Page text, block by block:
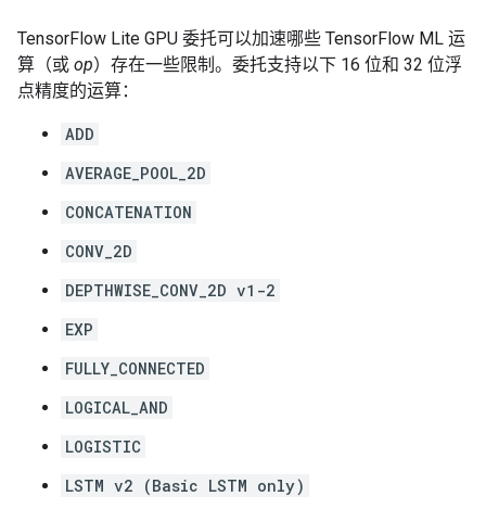
TensorFlow Lite GPU 委托可以加速哪些 TensorFlow ML 运
算（或 op）存在一些限制。委托支持以下 16 位和 32 位浮
点精度的运算：
ADD
AVERAGE_POOL_2D
CONCATENATION
CONV_2D
DEPTHWISE_CONV_2D v1-2
EXP
FULLY_CONNECTED
LOGICAL_AND
LOGISTIC
LSTM v2 (Basic LSTM only)